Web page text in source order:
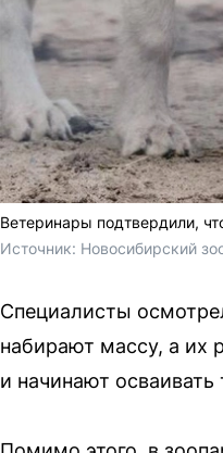
Ветеринары подтвердили,
Источник: Новосибирский
Специалисты
набирают массу, а их
и начинают